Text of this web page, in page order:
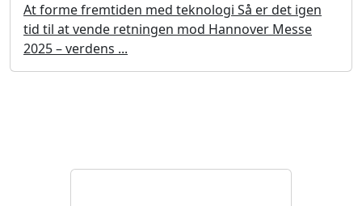
At forme fremtiden med teknologi Så er det igen
tid til at vende retningen mod Hannover Messe
2025 – verdens ...